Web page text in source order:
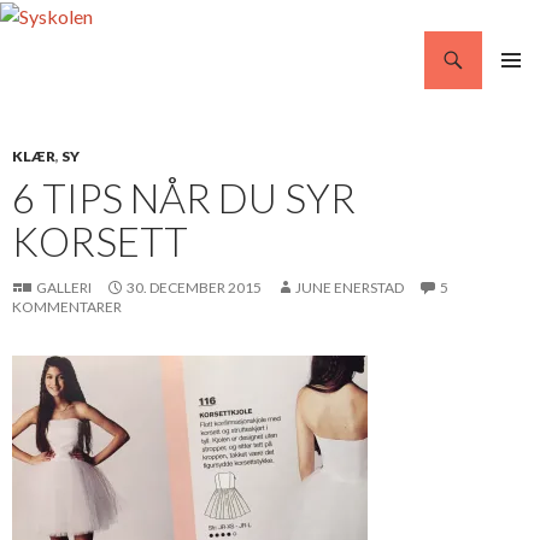
KLÆR, SY
6 TIPS NÅR DU SYR
KORSETT
GALLERI 30. DECEMBER 2015 JUNE ENERSTAD
5
KOMMENTARER